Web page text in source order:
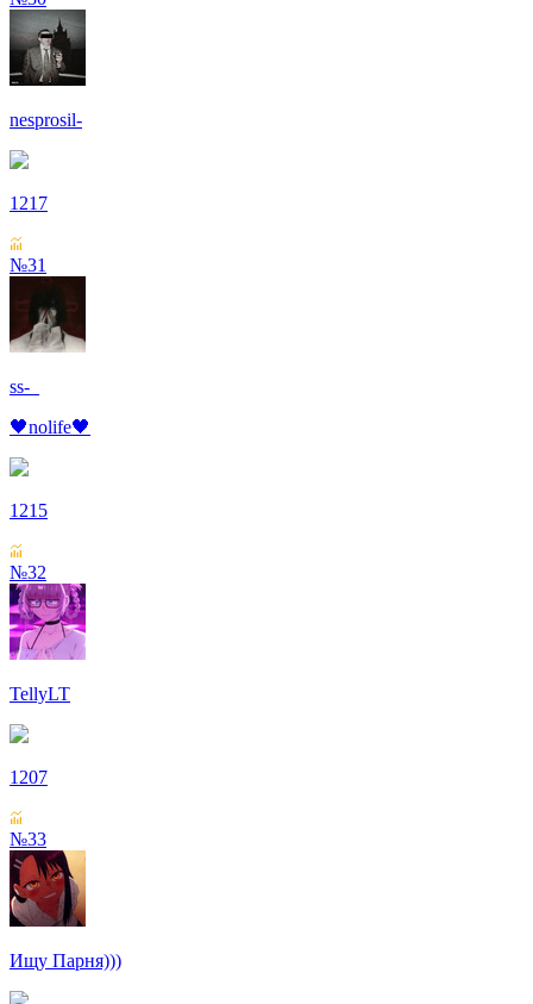
nesprosil-
1217
№31
ss-_
🖤nolife🖤
1215
№32
TellyLT
1207
№33
Ищу Парня)))